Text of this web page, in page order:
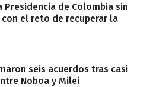
Presidencia de Colombia sin
el reto de recuperar la
seis acuerdos tras casi
Noboa y Milei